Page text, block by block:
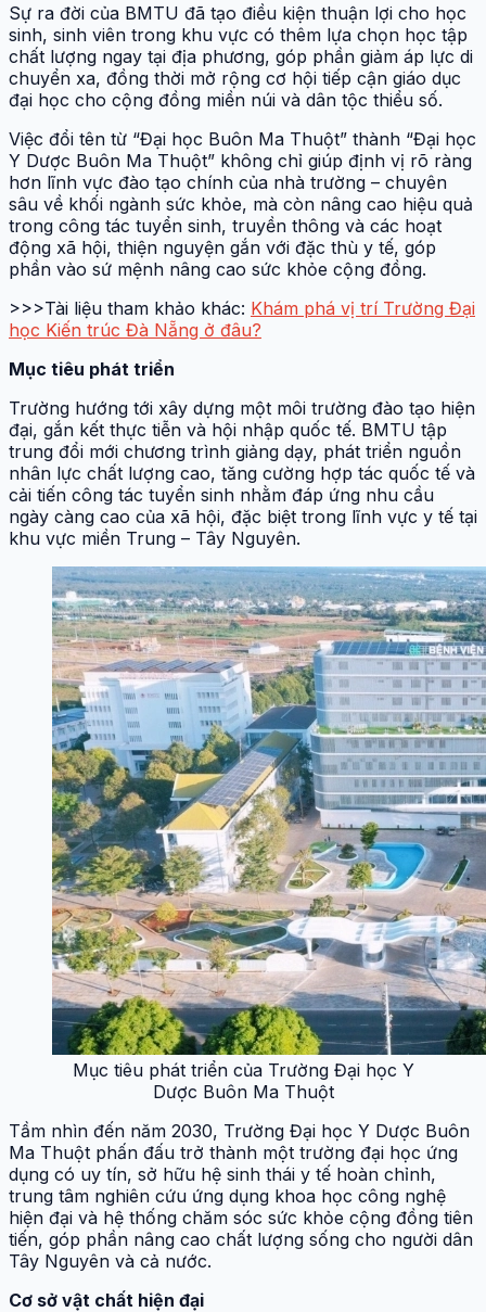
Sự ra đời của BMTU đã tạo điều kiện thuận lợi cho học
sinh, sinh viên trong khu vực có thêm lựa chọn học tập
chất lượng ngay tại địa phương, góp phần giảm áp lực di
chuyển xa, đồng thời mở rộng cơ hội tiếp cận giáo dục
đại học cho cộng đồng miền núi và dân tộc thiểu số.
Việc đổi tên từ “Đại học Buôn Ma Thuột” thành “Đại học
Y Dược Buôn Ma Thuột” không chỉ giúp định vị rõ ràng
hơn lĩnh vực đào tạo chính của nhà trường – chuyên
sâu về khối ngành sức khỏe, mà còn nâng cao hiệu quả
trong công tác tuyển sinh, truyền thông và các hoạt
động xã hội, thiện nguyện gắn với đặc thù y tế, góp
phần vào sứ mệnh nâng cao sức khỏe cộng đồng.
>>>Tài liệu tham khảo khác: Khám phá vị trí Trường Đại
học Kiến trúc Đà Nẵng ở đâu?
Mục tiêu phát triển
Trường hướng tới xây dựng một môi trường đào tạo hiện
đại, gắn kết thực tiễn và hội nhập quốc tế. BMTU tập
trung đổi mới chương trình giảng dạy, phát triển nguồn
nhân lực chất lượng cao, tăng cường hợp tác quốc tế và
cải tiến công tác tuyển sinh nhằm đáp ứng nhu cầu
ngày càng cao của xã hội, đặc biệt trong lĩnh vực y tế tại
khu vực miền Trung – Tây Nguyên.
Mục tiêu phát triển của Trường Đại học Y
Dược Buôn Ma Thuột
Tầm nhìn đến năm 2030, Trường Đại học Y Dược Buôn
Ma Thuột phấn đấu trở thành một trường đại học ứng
dụng có uy tín, sở hữu hệ sinh thái y tế hoàn chỉnh,
trung tâm nghiên cứu ứng dụng khoa học công nghệ
hiện đại và hệ thống chăm sóc sức khỏe cộng đồng tiên
tiến, góp phần nâng cao chất lượng sống cho người dân
Tây Nguyên và cả nước.
Cơ sở vật chất hiện đại